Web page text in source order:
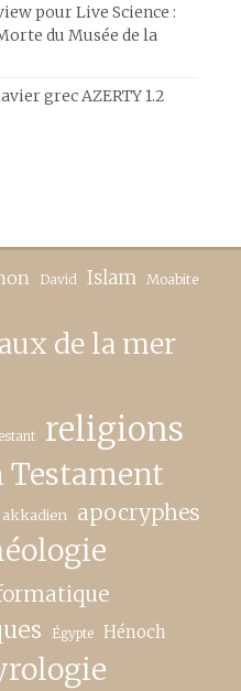
pour Live Science :
du Musée de la
grec AZERTY 1.2
David Islam Moabite
de la mer
religions
Testament
akkadien apocryphes
Égypte Hénoch